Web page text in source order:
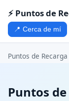
⚡ Puntos de
📍 Cerca de mí
Puntos de Recarga
Puntos